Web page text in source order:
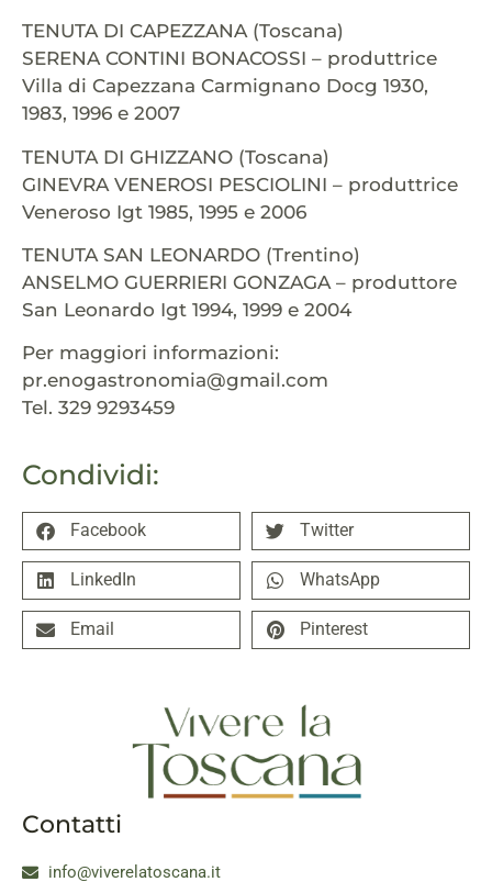
Condividi:
Facebook Twitter
LinkedIn WhatsApp
Email Pinterest
TENUTA DI CAPEZZANA (Toscana)
SERENA CONTINI BONACOSSI – produttrice
Villa di Capezzana Carmignano Docg 1930,
1983, 1996 e 2007
TENUTA DI GHIZZANO (Toscana)
GINEVRA VENEROSI PESCIOLINI – produttrice
Veneroso Igt 1985, 1995 e 2006
TENUTA SAN LEONARDO (Trentino)
ANSELMO GUERRIERI GONZAGA – produttore
San Leonardo Igt 1994, 1999 e 2004
Per maggiori informazioni:
pr.enogastronomia@gmail.com
Tel. 329 9293459
Contatti
info@viverelatoscana.it